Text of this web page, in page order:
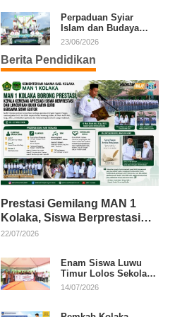
Perpaduan Syiar
Islam dan Budaya
Warnai Pawai Ta’aruf
23/06/2026
Berita Pendidikan
Prestasi Gemilang MAN 1
Kolaka, Siswa Berprestasi
dan Guru Berkarya Raih
22/07/2026
Enam Siswa Luwu
Timur Lolos Sekolah
Rakyat, Bupati: Jaga
14/07/2026